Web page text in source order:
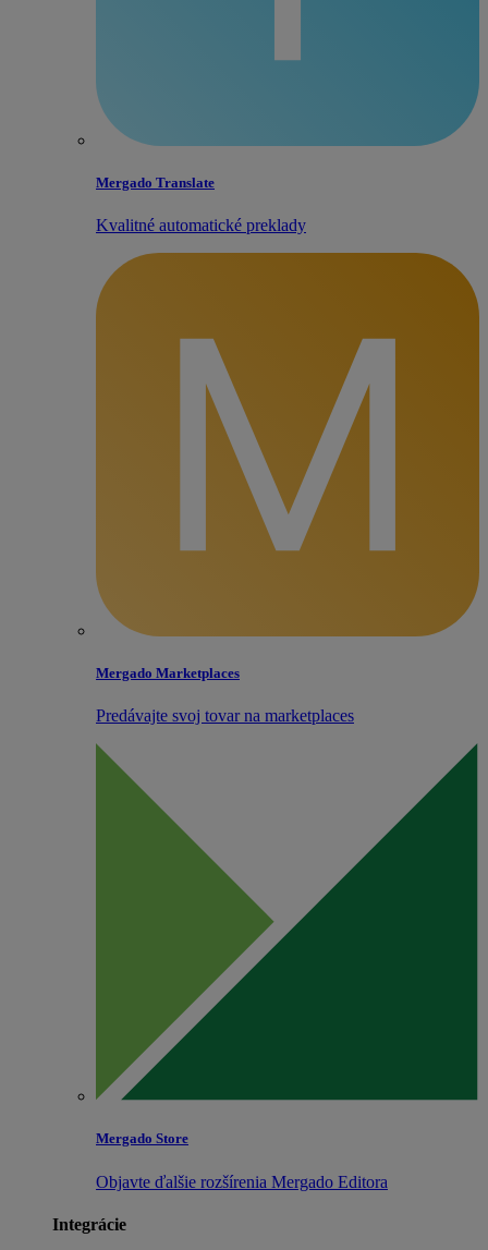
Mergado Translate
Kvalitné automatické preklady
Mergado Marketplaces
Predávajte svoj tovar na marketplaces
Mergado Store
Objavte ďalšie rozšírenia Mergado Editora
Integrácie